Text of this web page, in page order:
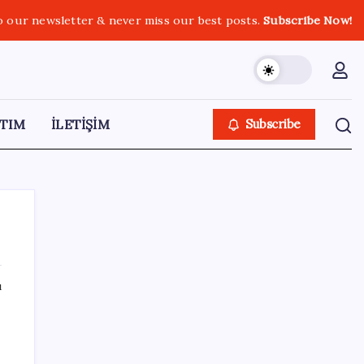
our newsletter & never miss our best posts.Subscribe Now!
İLETİŞİM Subscribe